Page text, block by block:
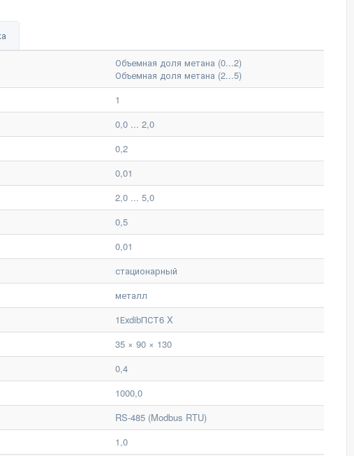
Объемная доля метана (0...2)
Объемная доля метана (2...5)
1
0,0 ... 2,0
0,2
0,01
2,0 ... 5,0
0,5
0,01
стационарный
металл
1ЕхdibПСТ6 X
35 × 90 × 130
0,4
1000,0
RS-485 (Modbus RTU)
1,0